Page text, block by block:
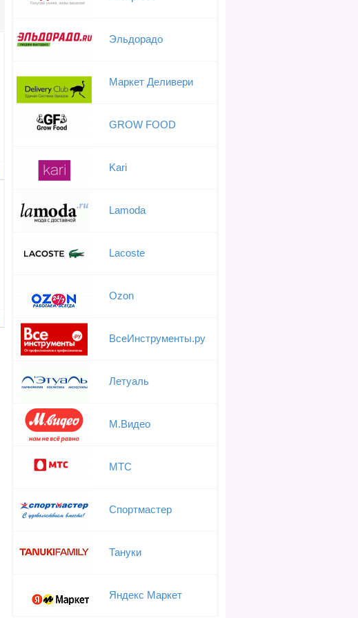
Эльдорадо
Маркет Деливери
GROW FOOD
Kari
Lamoda
Lacoste
Ozon
ВсеИнструменты.ру
Летуаль
М.Видео
МТС
Спортмастер
Тануки
Яндекс Маркет